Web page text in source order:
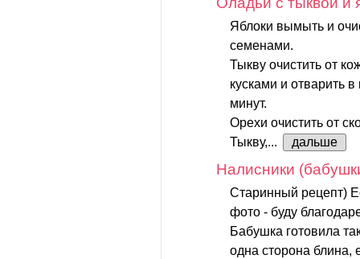
Яблоки вымыть и
семенами.
Тыкву очистить от
кусками и отварить
минут.
Орехи очистить от
Тыкву,...
дальше
Налисники
Старинный рецепт)
фото - буду
Бабушка готовила
одна сторона блина,